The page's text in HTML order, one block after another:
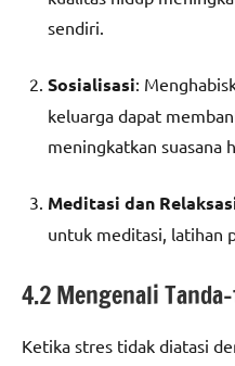
sendiri.
Sosialisasi:
keluarga dapat
meningkatkan suasana
Meditasi dan
untuk meditasi, latihan
4.2 Mengenali
Ketika stres tidak diatasi